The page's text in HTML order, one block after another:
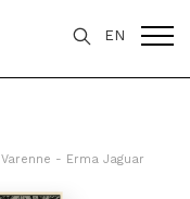
EN
- Erma Jaguar